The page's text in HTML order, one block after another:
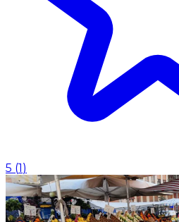
5 (1)